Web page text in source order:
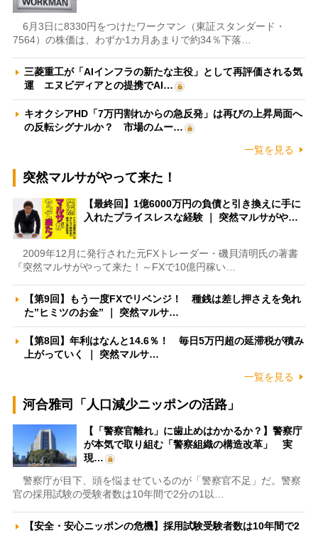
6月3日に8330円をつけたワークマン（東証スタンダード・
7564）の株価は、わずか1カ月あまりで約34％下落…
三菱重工が「AIインフラの新たな主役」として再評価される気
運 エヌビディアとの提携でAI…
キオクシアHD「7万円割れからの急反発」は再びの上昇局面へ
の反転シグナルか？ 市場のムー…
一覧を見る
突然マルサがやって来た！
【最終回】1億6000万円の負債と引き換えに手に
入れたプライスレスな経験 ｜ 突然マルサがや…
2009年12月に発行された元FXトレーダー・磯貝清明氏の著書
『突然マルサがやって来た！～FXで10億円稼い…
【第9回】もう一度FXでリベンジ！ 種銭は差し押さえを免れ
た”ヒミツのお金” ｜ 突然マルサ…
【第8回】年利はなんと14.6％！ 毎日5万円超の延滞税が積み
上がっていく ｜ 突然マルサ…
一覧を見る
河合雅司「人口減少ニッポンの活路」
【「警察官離れ」に歯止めはかかるか？】警察庁
が本気で取り組む「警察組織の構造改革」 実
現…
警察庁が目下、頭を悩ませているのが「警察官不足」だ。警察
官の採用試験の受験者数は10年間で2分の1以…
【安全・安心ニッポンの危機】採用試験受験者数は10年間で2